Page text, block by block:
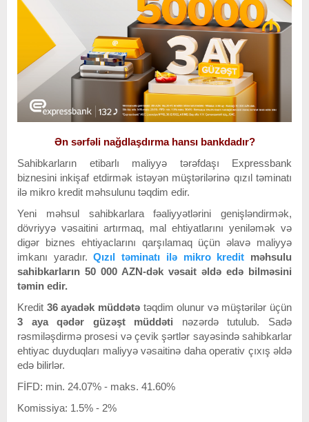
Ən sərfəli nağdlaşdırma hansı bankdadır?
Sahibkarların etibarlı maliyyə tərəfdaşı Expressbank
biznesini inkişaf etdirmək istəyən müştərilərinə qızıl təminatı
ilə mikro kredit məhsulunu təqdim edir.
Yeni məhsul sahibkarlara fəaliyyətlərini genişləndirmək,
dövriyyə vəsaitini artırmaq, mal ehtiyatlarını yeniləmək və
digər biznes ehtiyaclarını qarşılamaq üçün əlavə maliyyə
imkanı yaradır.Qızıl təminatı ilə mikro kredit məhsulu
sahibkarların 50 000 AZN-dək vəsait əldə edə bilməsini
təmin edir.
Kredit 36 ayadək müddətətəqdim olunur və müştərilər üçün
3 aya qədər güzəşt müddəti nəzərdə tutulub. Sadə
rəsmiləşdirmə prosesi və çevik şərtlər sayəsində sahibkarlar
ehtiyac duyduqları maliyyə vəsaitinə daha operativ çıxış əldə
edə bilirlər.
FİFD: min. 24.07% - maks. 41.60%
Komissiya: 1.5% - 2%